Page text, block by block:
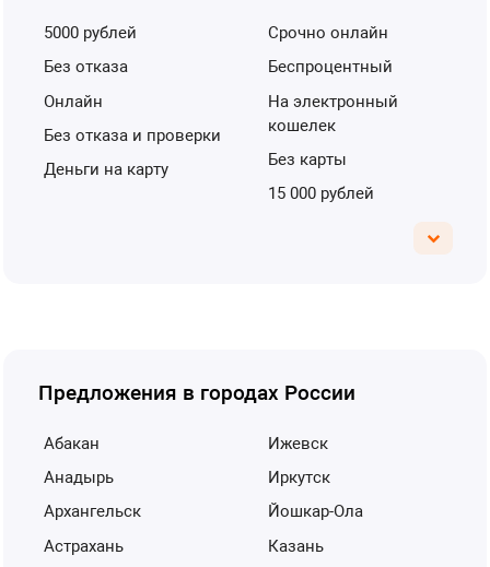
5000 рублей
без отказа
онлайн
без отказа и проверки
деньги на карту
срочно онлайн
беспроцентный
на электронный
кошелек
без карты
15 000 рублей
Предложения в городах России
Абакан
Анадырь
Архангельск
Астрахань
Ижевск
Иркутск
Йошкар-Ола
Казань